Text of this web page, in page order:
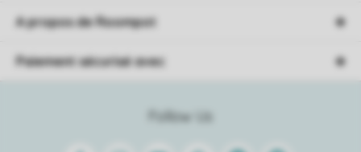
Follow Us
A propos de Roompot
Paiement sécurisé avec